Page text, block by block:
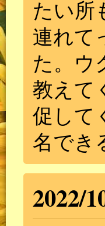
たい所
連れて
た。ウ
教えて
促して
名でき
2022/